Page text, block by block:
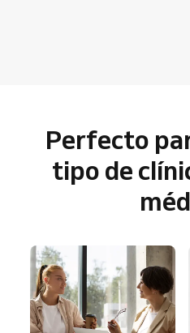
Perfecto
tipo de